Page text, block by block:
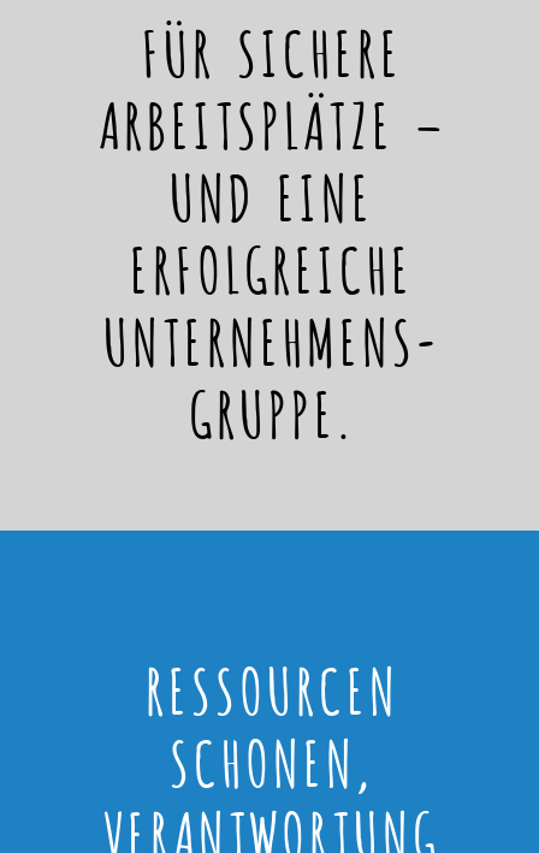
FÜR SICHERE
ARBEITSPLÄTZE –
UND EINE
ERFOLGREICHE
UNTERNEHMENS-
GRUPPE.
RESSOURCEN
SCHONEN,
VERANTWORTUNG